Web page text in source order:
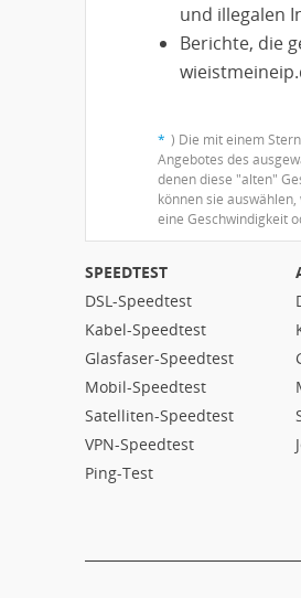
und illegalen
Berichte, die
* ) Die mit einem
Angebotes des
denen diese "alten"
können sie
eine Geschwindigkeit
SPEEDTEST
DSL-Speedtest
Kabel-Speedtest
Glasfaser-Speedtest
Mobil-Speedtest
Satelliten-Speedtest
VPN-Speedtest
Ping-Test